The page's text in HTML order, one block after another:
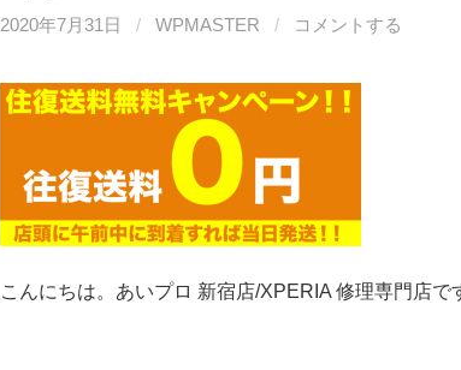
2020年7月31日 / WPMASTER / コメントする
こんにちは。あいプロ 新宿店/XPERIA 修理専門店で